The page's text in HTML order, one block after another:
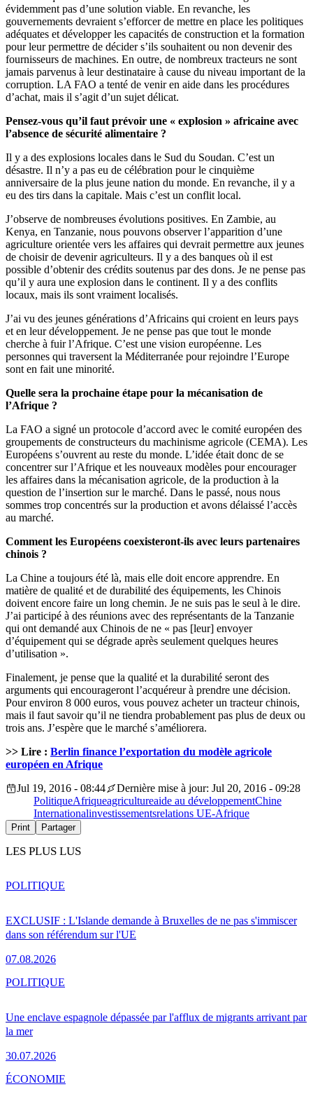
évidemment pas d’une solution viable. En revanche, les
gouvernements devraient s’efforcer de mettre en place les politiques
adéquates et développer les capacités de construction et la formation
pour leur permettre de décider s’ils souhaitent ou non devenir des
fournisseurs de machines. En outre, de nombreux tracteurs ne sont
jamais parvenus à leur destinataire à cause du niveau important de la
corruption. LA FAO a tenté de venir en aide dans les procédures
d’achat, mais il s’agit d’un sujet délicat.
Pensez-vous qu’il faut prévoir une « explosion » africaine avec
l’absence de sécurité alimentaire ?
Il y a des explosions locales dans le Sud du Soudan. C’est un
désastre. Il n’y a pas eu de célébration pour le cinquième
anniversaire de la plus jeune nation du monde. En revanche, il y a
eu des tirs dans la capitale. Mais c’est un conflit local.
J’observe de nombreuses évolutions positives. En Zambie, au
Kenya, en Tanzanie, nous pouvons observer l’apparition d’une
agriculture orientée vers les affaires qui devrait permettre aux jeunes
de choisir de devenir agriculteurs. Il y a des banques où il est
possible d’obtenir des crédits soutenus par des dons. Je ne pense pas
qu’il y aura une explosion dans le continent. Il y a des conflits
locaux, mais ils sont vraiment localisés.
J’ai vu des jeunes générations d’Africains qui croient en leurs pays
et en leur développement. Je ne pense pas que tout le monde
cherche à fuir l’Afrique. C’est une vision européenne. Les
personnes qui traversent la Méditerranée pour rejoindre l’Europe
sont en fait une minorité.
Quelle sera la prochaine étape pour la mécanisation de
l’Afrique ?
La FAO a signé un protocole d’accord avec le comité européen des
groupements de constructeurs du machinisme agricole (CEMA). Les
Européens s’ouvrent au reste du monde. L’idée était donc de se
concentrer sur l’Afrique et les nouveaux modèles pour encourager
les affaires dans la mécanisation agricole, de la production à la
question de l’insertion sur le marché. Dans le passé, nous nous
sommes trop concentrés sur la production et avons délaissé l’accès
au marché.
Comment les Européens coexisteront-ils avec leurs partenaires
chinois ?
La Chine a toujours été là, mais elle doit encore apprendre. En
matière de qualité et de durabilité des équipements, les Chinois
doivent encore faire un long chemin. Je ne suis pas le seul à le dire.
J’ai participé à des réunions avec des représentants de la Tanzanie
qui ont demandé aux Chinois de ne « pas [leur] envoyer
d’équipement qui se dégrade après seulement quelques heures
d’utilisation ».
Finalement, je pense que la qualité et la durabilité seront des
arguments qui encourageront l’acquéreur à prendre une décision.
Pour environ 8 000 euros, vous pouvez acheter un tracteur chinois,
mais il faut savoir qu’il ne tiendra probablement pas plus de deux ou
trois ans. J’espère que le marché s’améliorera.
>> Lire : Berlin finance l’exportation du modèle agricole
européen en Afrique
Jul 19, 2016 - 08:44
Dernière mise à jour: Jul 20, 2016 - 09:28
PolitiqueAfriqueagricultureaide au développementChine
Internationalinvestissementsrelations UE-Afrique
Print Partager
LES PLUS LUS
EXCLUSIF : L'Islande demande à Bruxelles de ne pas s'immiscer
dans son référendum sur l'UE
07.08.2026
POLITIQUE
Une enclave espagnole dépassée par l'afflux de migrants arrivant par
la mer
30.07.2026
POLITIQUE
ÉCONOMIE